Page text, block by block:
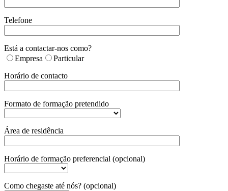
Telefone
Está a contactar-nos como?
Empresa
Particular
Horário de contacto
Formato de formação pretendido
Área de residência
Horário de formação preferencial (opcional)
Como chegaste até nós? (opcional)